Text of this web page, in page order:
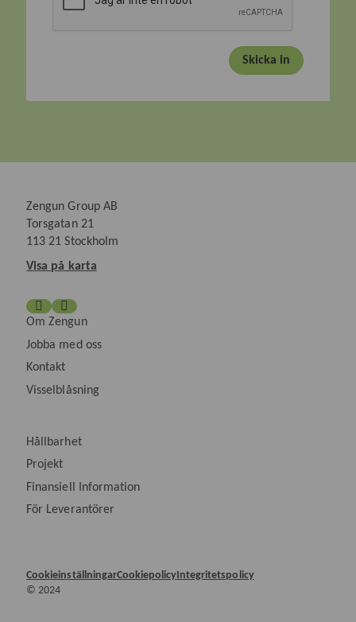
Skicka in
Zengun Group AB
Torsgatan 21
113 21 Stockholm
Visa på karta
Om Zengun
Jobba med oss
Kontakt
Visselblåsning
Hållbarhet
Projekt
Finansiell Information
För Leverantörer
CookieinställningarCookiepolicy Integritetspolicy
© 2024